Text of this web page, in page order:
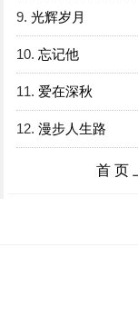
9. 光辉岁月
10. 忘记他
11. 爱在深秋
12. 漫步人生路
首 页